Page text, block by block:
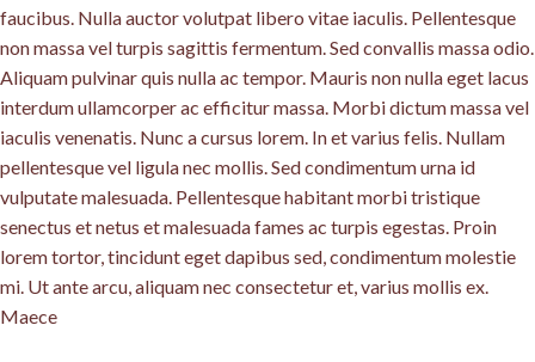
faucibus. Nulla auctor volutpat libero vitae iaculis. Pellentesque
non massa vel turpis sagittis fermentum. Sed convallis massa odio.
Aliquam pulvinar quis nulla ac tempor. Mauris non nulla eget lacus
interdum ullamcorper ac efficitur massa. Morbi dictum massa vel
iaculis venenatis. Nunc a cursus lorem. In et varius felis. Nullam
pellentesque vel ligula nec mollis. Sed condimentum urna id
vulputate malesuada. Pellentesque habitant morbi tristique
senectus et netus et malesuada fames ac turpis egestas. Proin
lorem tortor, tincidunt eget dapibus sed, condimentum molestie
mi. Ut ante arcu, aliquam nec consectetur et, varius mollis ex.
Maece